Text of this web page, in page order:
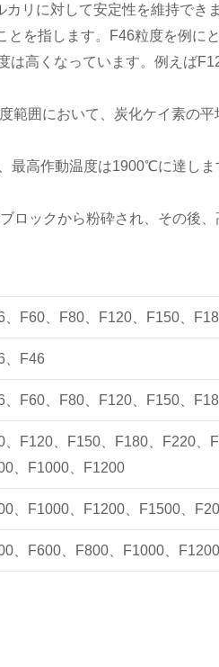
リに対して安定性を維持でき
を指します。F46粒度を例に
高くなっています。例えば
囲において、炭化ケイ素の
高作動温度は1900℃に達し
ックから粉砕され、その後
、F60、F80、F120、F150、
、F46
、F60、F80、F120、F150、
、F120、F150、F180、F220、
、F1000、F1200
、F1000、F1200、F1500、
、F600、F800、F1000、